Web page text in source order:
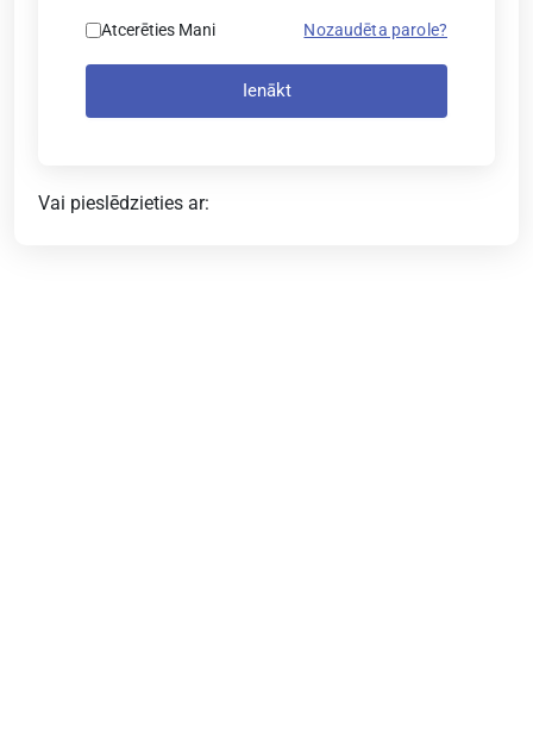
Atcerēties Mani Nozaudēta parole?
Ienākt
Vai pieslēdzieties ar: